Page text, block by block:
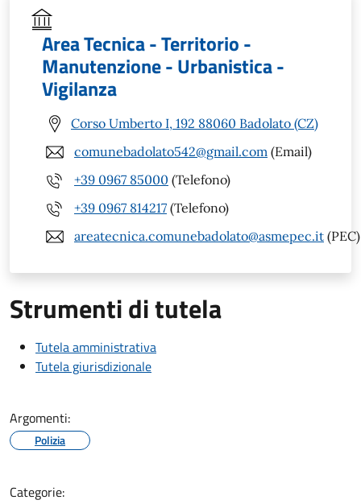
Area Tecnica - Territorio -
Manutenzione - Urbanistica -
Vigilanza
Corso Umberto I, 192 88060 Badolato (CZ)
comunebadolato542@gmail.com (Email)
+39 0967 85000 (Telefono)
+39 0967 814217 (Telefono)
areatecnica.comunebadolato@asmepec.it (PEC)
Strumenti di tutela
Tutela amministrativa
Tutela giurisdizionale
Argomenti:
Polizia
Categorie: